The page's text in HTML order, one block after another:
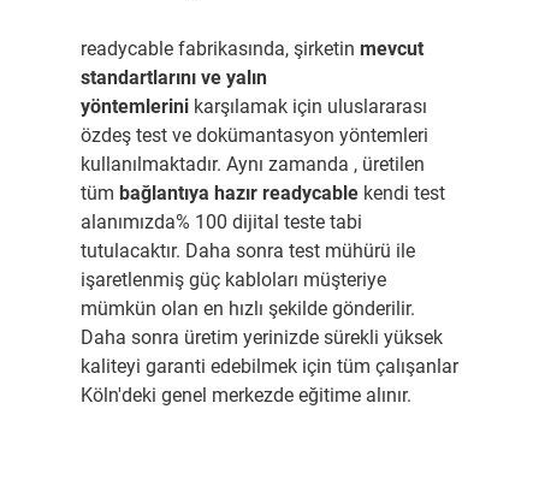
readycable fabrikasında, şirketin mevcut
standartlarını ve yalın
yöntemlerini karşılamak için uluslararası
özdeş test ve dokümantasyon yöntemleri
kullanılmaktadır. Aynı zamanda , üretilen
tüm bağlantıya hazır readycablekendi test
alanımızda% 100 dijital teste tabi
tutulacaktır. Daha sonra test mühürü ile
işaretlenmiş güç kabloları müşteriye
mümkün olan en hızlı şekilde gönderilir.
Daha sonra üretim yerinizde sürekli yüksek
kaliteyi garanti edebilmek için tüm çalışanlar
Köln'deki genel merkezde eğitime alınır.